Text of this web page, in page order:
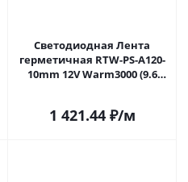
Светодиодная Лента
герметичная RTW-PS-A120-
10mm 12V Warm3000 (9.6
Саратове
1 421.44₽/м